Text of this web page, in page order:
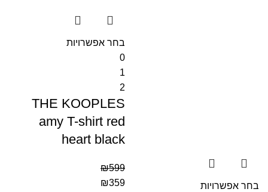
בחר אפשרויות
בחר אפשרויות
0
1
2
THE KOOPLES
amy T-shirt red
heart black
₪599
₪359